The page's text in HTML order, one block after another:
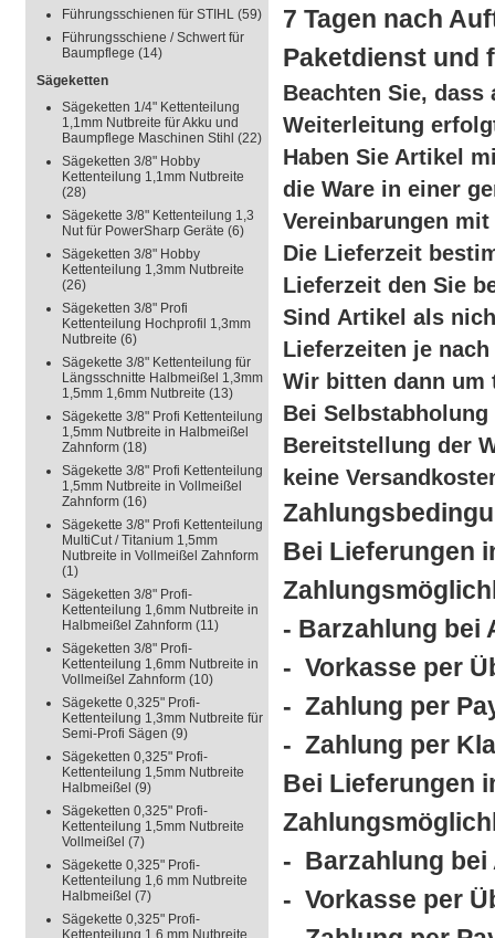
Führungsschienen für STIHL (59)
Führungsschiene / Schwert für
Baumpflege (14)
Sägeketten
Sägeketten 1/4" Kettenteilung
1,1mm Nutbreite für Akku und
Baumpflege Maschinen Stihl (22)
Sägeketten 3/8" Hobby
Kettenteilung 1,1mm Nutbreite
(28)
Sägekette 3/8" Kettenteilung 1,3
Nut für PowerSharp Geräte (6)
Sägeketten 3/8" Hobby
Kettenteilung 1,3mm Nutbreite
(26)
Sägeketten 3/8" Profi
Kettenteilung Hochprofil 1,3mm
Nutbreite (6)
Sägekette 3/8" Kettenteilung für
Längsschnitte Halbmeißel 1,3mm
1,5mm 1,6mm Nutbreite (13)
Sägekette 3/8" Profi Kettenteilung
1,5mm Nutbreite in Halbmeißel
Zahnform (18)
Sägekette 3/8" Profi Kettenteilung
1,5mm Nutbreite in Vollmeißel
Zahnform (16)
Sägekette 3/8" Profi Kettenteilung
MultiCut / Titanium 1,5mm
Nutbreite in Vollmeißel Zahnform
(1)
Sägeketten 3/8" Profi-
Kettenteilung 1,6mm Nutbreite in
Halbmeißel Zahnform (11)
Sägeketten 3/8" Profi-
Kettenteilung 1,6mm Nutbreite in
Vollmeißel Zahnform (10)
Sägekette 0,325" Profi-
Kettenteilung 1,3mm Nutbreite für
Semi-Profi Sägen (9)
Sägeketten 0,325" Profi-
Kettenteilung 1,5mm Nutbreite
Halbmeißel (9)
Sägeketten 0,325" Profi-
Kettenteilung 1,5mm Nutbreite
Vollmeißel (7)
Sägekette 0,325" Profi-
Kettenteilung 1,6 mm Nutbreite
Halbmeißel (7)
Sägekette 0,325" Profi-
Kettenteilung 1,6 mm Nutbreite
7 Tagen nach
Paketdienst und
Beachten Sie, dass
Weiterleitung
Haben Sie Artikel
die Ware in einer
Vereinbarungen
Die Lieferzeit
Lieferzeit den Sie
Sind Artikel als
Lieferzeiten je
Wir bitten dann um
Bei
Bereitstellung der
keine
Bei Lieferungen
- Barzahlung bei
- Vorkasse per
- Zahlung per
- Zahlung per
Bei Lieferungen
- Barzahlung bei
- Vorkasse per